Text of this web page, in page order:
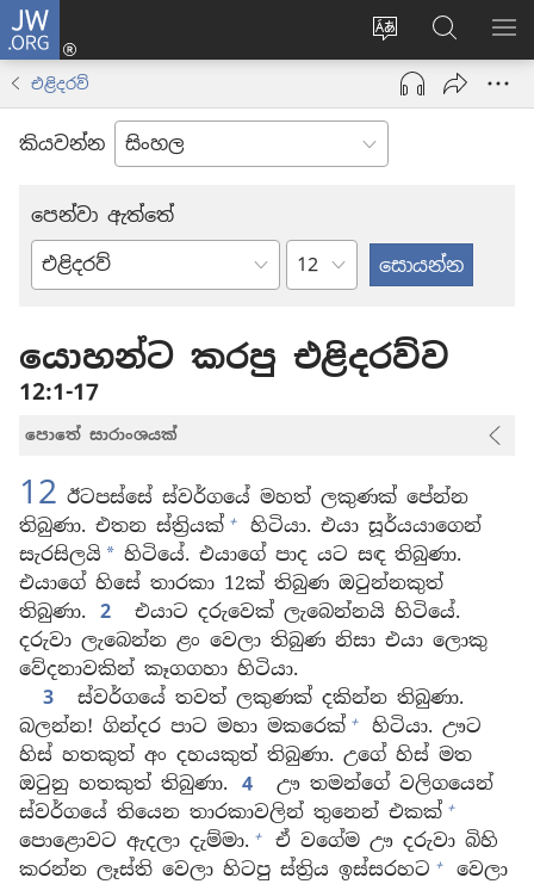
JW.ORG
Change
site
language
ලොගින්
(opens
window)
JW.ORG
වෙබ්
අඩවියෙන්
එළිදරව්
කියවන්න
පෙන්වා ඇත්තේ
බයිබලයේ
පරිච්ඡේදය
යොහන්ට කරපු එළිදරව්ව
12:1-17
පොතේ සාරාංශයක්
12 ඊටපස්සේ ස්වර්ගයේ මහත් ලකුණක් පේන්න
තිබුණා. එතන ස්ත්‍රියක් +
හිටියා. එයා සූර්යයාගෙන්
සැරසිලයි * හිටියේ. එයාගේ පාද යට සඳ තිබුණා.
එයාගේ හිසේ තාරකා 12ක් තිබුණ ඔටුන්නකුත්
තිබුණා.
2
එයාට දරුවෙක් ලැබෙන්නයි හිටියේ.
දරුවා ලැබෙන්න ළං වෙලා තිබුණ නිසා එයා ලොකු
වේදනාවකින් කෑගගහා හිටියා.
3
ස්වර්ගයේ තවත් ලකුණක් දකින්න තිබුණා.
බලන්න! ගින්දර පාට මහා මකරෙක් +
හිටියා. ඌට
හිස් හතකුත් අං දහයකුත් තිබුණා. උගේ හිස් මත
ඔටුනු හතකුත් තිබුණා.
4
ඌ තමන්ගේ වලිගයෙන්
ස්වර්ගයේ තියෙන තාරකාවලින් තුනෙන් එකක් +
පොළොවට ඇදලා දැම්මා. +
ඒ වගේම ඌ දරුවා බිහි
කරන්න ලෑස්ති වෙලා හිටපු ස්ත්‍රිය ඉස්සරහට +
වෙලා